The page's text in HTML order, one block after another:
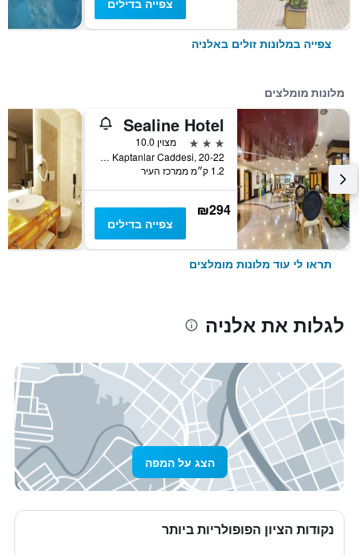
צפייה בדילים
צפייה במלונות זולים באלניה
מלונות מומלצים
Sealine Hotel
3 כוכבים
מצוין 10.0
Güllerpinari Mahallesi, Kerim Kaptanlar Caddesi, 20-22, אלניה, טורקיה
1.2 ק״מ ממרכז העיר
₪294
צפייה בדילים
תראו לי עוד מלונות מומלצים
לגלות את אלניה
הצג על המפה
נקודות הציון הפופולריות ביותר